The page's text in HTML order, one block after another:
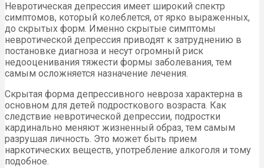
Невротическая депрессия имеет широкий спектр
симптомов, который колеблется, от ярко выраженных,
до скрытых форм. Именно скрытые симптомы
невротической депрессия приводят к затруднению в
постановке диагноза и несут огромный риск
недооценивания тяжести формы заболевания, тем
самым осложняется назначение лечения.
Скрытая форма депрессивного невроза характерна в
основном для детей подросткового возраста. Как
следствие невротической депрессии, подростки
кардинально меняют жизненный образ, тем самым
разрушая личность. Это может быть прием
наркотических веществ, употребление алкоголя и тому
подобное.